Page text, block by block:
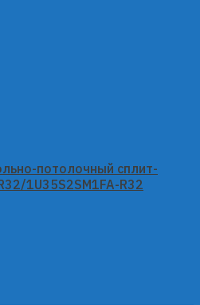
потолочный сплит-
1U35S2SM1FA-R32